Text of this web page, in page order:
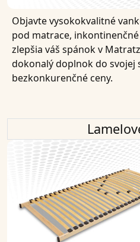
Objavte vysokokvalitné
pod matrace,
zlepšia váš spánok v
dokonalý doplnok do svojej
bezkonkurenčné ceny.